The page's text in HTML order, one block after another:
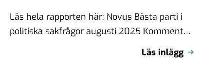
Läs hela rapporten här: Novus Bästa parti i
politiska sakfrågor augusti 2025 Kommentar
Läs inlägg